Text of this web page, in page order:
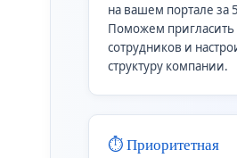
на вашем портале за
Поможем
сотрудников и
структуру компании.
⏱️ Приоритетная